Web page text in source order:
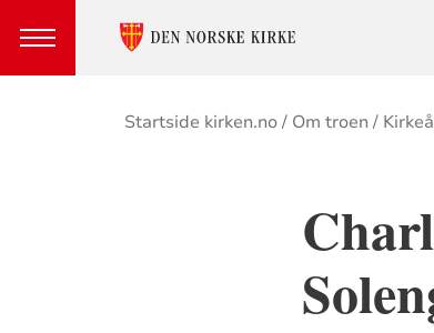
Brødsmulesti
Startside kirken.no Om troen